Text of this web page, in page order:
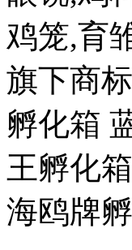
鸡笼,育
旗下商
孵化箱
王孵化
海鸥牌